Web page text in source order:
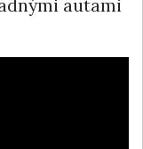
autami